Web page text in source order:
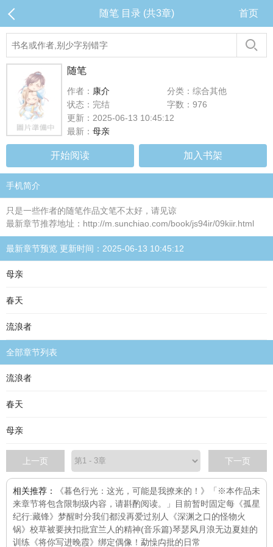
随笔 目录 (共3章) 首页
随笔
作者： 康介
分类：综合其他
状态：完结
字数：976
更新：2025-06-13 10:45:12
最新： 母亲
开始阅读 加入书架
手机简介
只是一些作者的随笔作品文笔不太好，请见谅
最新章节推荐地址：http://m.sunchiao.com/book/js94ir/09kiir.html
最新章节预览 更新时间：2025-06-13 10:45:12
母亲
春天
流浪者
全部章节列表
流浪者
春天
母亲
上一页 下一页
相关推荐：
《暮色行光：这光，可能是我撩来的！》「※本作品未
来章节将包含限制级内容，请斟酌阅读。」目前暂时固定每 《孤星
纪行:藏锋》 梦醒时分我们都没再爱过别人
《深渊之口的怪物火
锅》 校草被要挟扣批宜兰人的精神(音乐篇)琴瑟风月浪无边夏娃的
训练 《将你写进晚霞》 绑定偶像！ 勐懆禸批的日常